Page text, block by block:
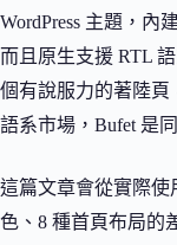
WordPress 主題，內
而且原生支援 RTL
個有說服力的著陸頁
語系市場，Bufet 是
這篇文章會從實際使
色、8 種首頁布局的